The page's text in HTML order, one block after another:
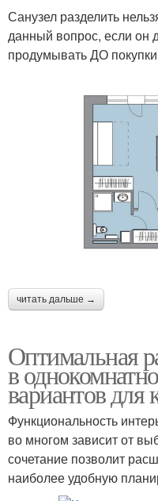
Санузел разделить
данный вопрос, если он
продумывать ДО
читать дальше →
Оптимальная
в
вариантов для
Функциональность
во многом зависит от
сочетание позволит
наиболее удобную